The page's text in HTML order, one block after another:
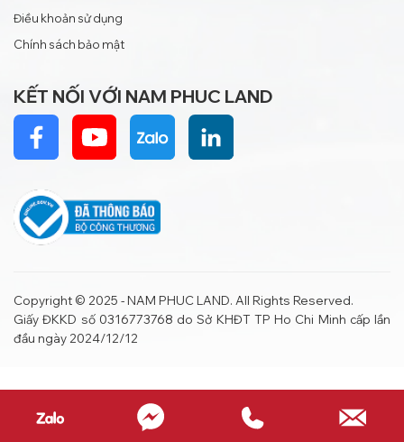
Điều khoản sử dụng
Chính sách bảo mật
KẾT NỐI VỚI NAM PHUC LAND
Copyright © 2025 - NAM PHUC LAND. All Rights Reserved.
Giấy ĐKKD số 0316773768 do Sở KHĐT TP Ho Chi Minh cấp lần
đầu ngày 2024/12/12